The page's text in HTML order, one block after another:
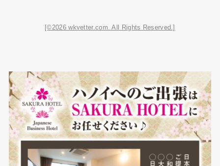
[©2026 wkvetter.com. All Rights Reserved.]